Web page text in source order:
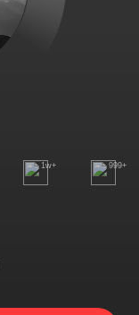
1w+ 999+